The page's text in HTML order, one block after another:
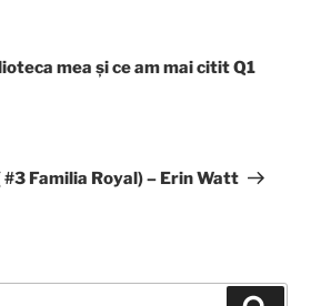
mea și ce am mai citit Q1
Familia Royal) – Erin Watt